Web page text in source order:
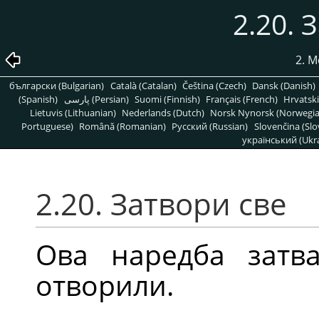
2.20.
2.
български (Bulgarian) Català (Catalan) Čeština (Czech) Dansk (Danish)
(Spanish)
پارسی (Persian) Suomi (Finnish) Français (French)
Lietuvis (Lithuanian) Nederlands (Dutch) Norsk Nynorsk
Portuguese) Română (Romanian) Pусский (Russian) Slovenčina
український
2.20. Затвори све
Ова наредба
отворили.